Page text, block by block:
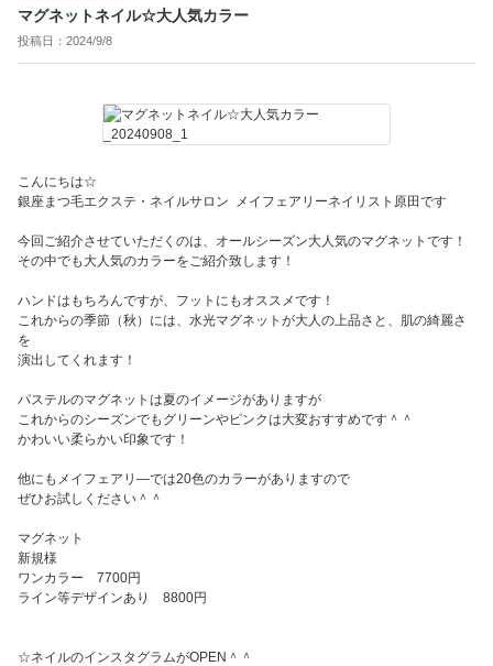
マグネットネイル☆大人気カラー
投稿日：2024/9/8
こんにちは☆
銀座まつ毛エクステ・ネイルサロン メイフェアリーネイリスト原田です
今回ご紹介させていただくのは、オールシーズン大人気のマグネットです！
その中でも大人気のカラーをご紹介致します！
ハンドはもちろんですが、フットにもオススメです！
これからの季節（秋）には、水光マグネットが大人の上品さと、肌の綺麗さ
を
演出してくれます！
パステルのマグネットは夏のイメージがありますが
これからのシーズンでもグリーンやピンクは大変おすすめです＾＾
かわいい柔らかい印象です！
他にもメイフェアリ―では20色のカラーがありますので
ぜひお試しください＾＾
マグネット
新規様
ワンカラー 7700円
ライン等デザインあり 8800円
☆ネイルのインスタグラムがOPEN＾＾